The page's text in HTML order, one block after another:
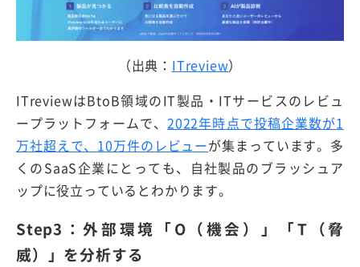
（出典： ITreview）
ITreviewはBtoB領域のIT製品・ITサービスのレビュ
ープラットフォームで、 2022年時点で投稿企業数が1
万社超えで、10万件のレビューが集まっています。多
くのSaaS企業にとっても、自社製品のブラッシュア
ップに役立っているとわかります。
Step3：外部環境「O（機会）」「T（脅
威）」を分析する